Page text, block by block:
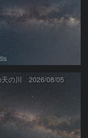
天の川 2026/08/05